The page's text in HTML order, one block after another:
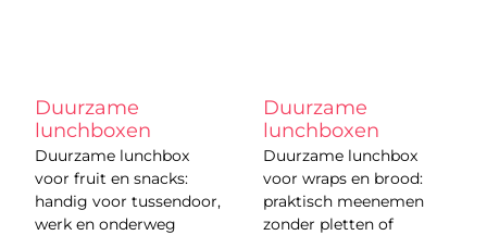
Duurzame
lunchboxen
Duurzame lunchbox
voor fruit en snacks:
handig voor tussendoor,
werk en onderweg
Duurzame
lunchboxen
Duurzame lunchbox
voor wraps en brood:
praktisch meenemen
zonder pletten of